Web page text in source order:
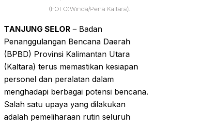
(FOTO:Winda/Pena Kaltara).
TANJUNG SELOR – Badan
Penanggulangan Bencana Daerah
(BPBD) Provinsi Kalimantan Utara
(Kaltara) terus memastikan kesiapan
personel dan peralatan dalam
menghadapi berbagai potensi bencana.
Salah satu upaya yang dilakukan
adalah pemeliharaan rutin seluruh